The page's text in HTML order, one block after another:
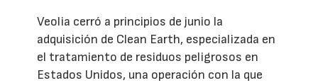
Veolia cerró a principios de junio la
adquisición de Clean Earth, especializada en
el tratamiento de residuos peligrosos en
Estados Unidos, una operación con la que